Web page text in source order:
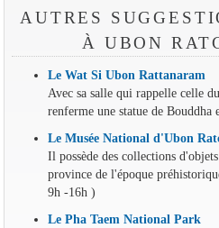
AUTRES
À UBON
Le Wat Si Ubon Rattanaram
Avec sa salle qui rappelle celle
renferme une statue de Bouddha
Le Musée National d'Ubon
Il possède des collections
province de l'époque
9h -16h )
Le Pha Taem National Park